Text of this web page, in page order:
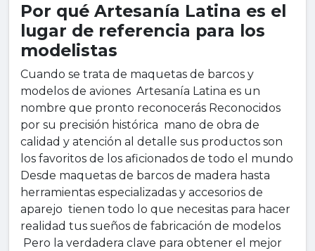
Por qué Artesanía Latina es el
lugar de referencia para los
modelistas
Cuando se trata de maquetas de barcos y
modelos de aviones Artesanía Latina es un
nombre que pronto reconocerás Reconocidos
por su precisión histórica mano de obra de
calidad y atención al detalle sus productos son
los favoritos de los aficionados de todo el mundo
Desde maquetas de barcos de madera hasta
herramientas especializadas y accesorios de
aparejo tienen todo lo que necesitas para hacer
realidad tus sueños de fabricación de modelos
Pero la verdadera clave para obtener el mejor